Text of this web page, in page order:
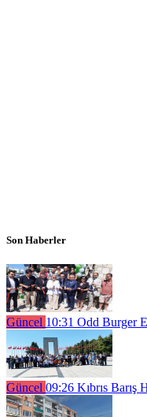
Son Haberler
Güncel 10:31 Odd Burger
Güncel 09:26 Kıbrıs Barış